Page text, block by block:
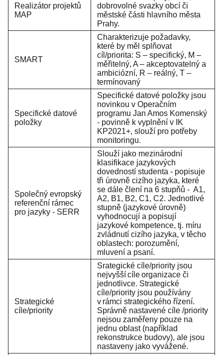
Realizátor projektů
MAP
dobrovolné svazky obcí či
městské části hlavního města
Prahy.
SMART
Charakterizuje požadavky,
které by měl splňovat
cíl/priorita: S – specifický, M –
měřitelný, A – akceptovatelný a
ambiciózní, R – reálný, T –
termínovaný
Specifické datové
položky
Specifické datové položky jsou
novinkou v Operačním
programu Jan Amos Komenský
- povinně k vyplnění v IK
KP2021+, slouží pro potřeby
monitoringu.
Společný evropský
referenční rámec
pro jazyky - SERR
Slouží jako mezinárodní
klasifikace jazykových
dovedností studenta - popisuje
tři úrovně cizího jazyka, které
se dále člení na 6 stupňů - A1,
A2, B1, B2, C1, C2. Jednotlivé
stupně (jazykové úrovně)
vyhodnocují a popisují
jazykové kompetence, tj. míru
zvládnutí cizího jazyka, v těcho
oblastech: porozumění,
mluvení a psaní.
Strategické
cíle/priority
Srategické cíle/priority jsou
nejvyšší cíle organizace či
jednotlivce. Strategické
cíle/priority jsou používány
v rámci strategického řízení.
Správně nastavené cíle /priority
nejsou zaměřeny pouze na
jednu oblast (například
rekonstrukce budovy), ale jsou
nastaveny jako vyvážené.